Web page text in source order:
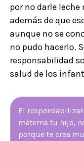
por no darle leche
además de que
aunque no se
no pudo hacerlo.
responsabilidad
salud de los
El
materna tu hijo,
porque te crea